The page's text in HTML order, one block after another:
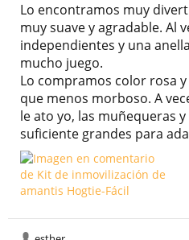
Lo encontramos muy
muy suave y agradable. Al
independientes y una
mucho juego.
Lo compramos color rosa
que menos morboso. A
le ato yo, las muñequeras
suficiente grandes para